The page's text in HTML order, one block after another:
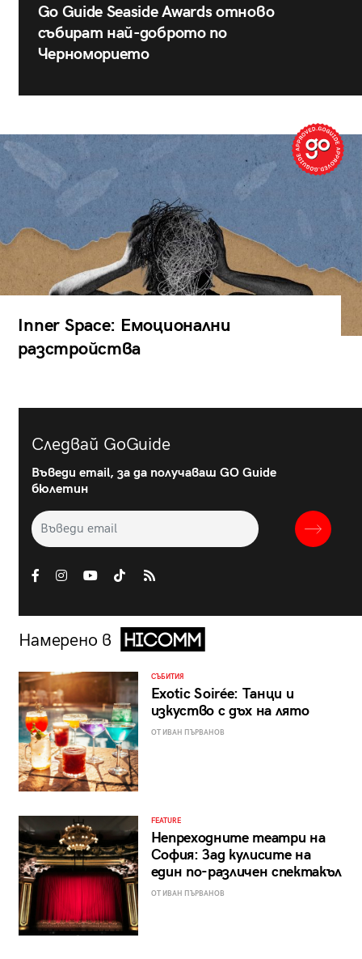
Go Guide Seaside Awards отново
събират най-доброто по
Черноморието
Inner Space: Емоционални
разстройства
Следвай GoGuide
Въведи email, за да получаваш GO Guide
бюлетин
Намерено в
СЪБИТИЯ
Exotic Soirée: Танци и
изкуство с дъх на лято
ОТ ИВАН ПЪРВАНОВ
FEATURE
Непреходните театри на
София: Зад кулисите на
един по-различен спектакъл
ОТ ИВАН ПЪРВАНОВ